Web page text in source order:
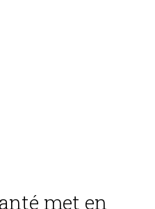
met en